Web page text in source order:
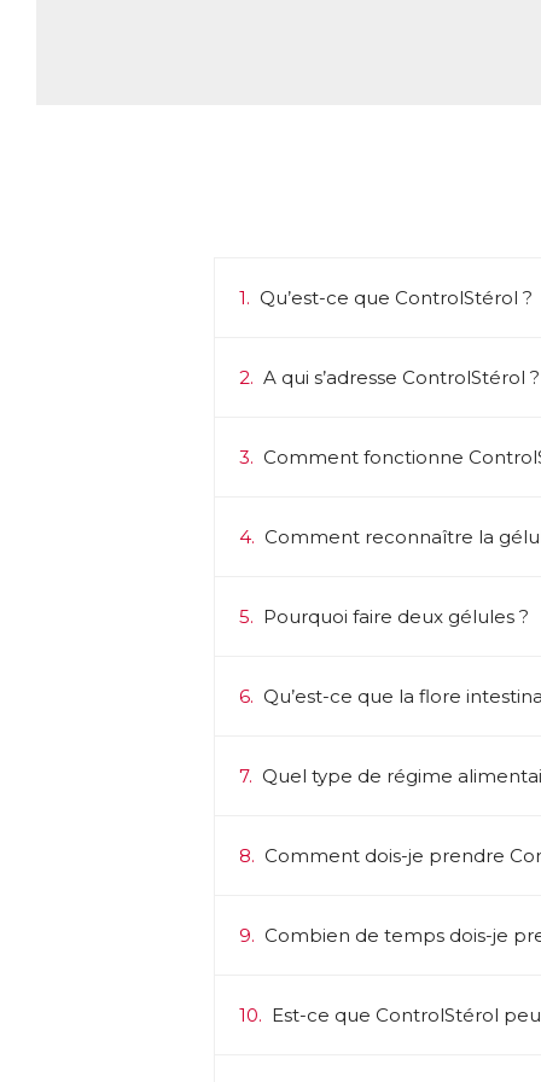
1. Qu’est-ce que ControlStérol ?
2. A qui s’adresse ControlStérol ?
3. Comment fonctionne
4. Comment reconnaître la
5. Pourquoi faire deux gélules ?
6. Qu’est-ce que la flore
7. Quel type de régime
8. Comment dois-je prendre
9. Combien de temps dois-je
10. Est-ce que ControlStérol